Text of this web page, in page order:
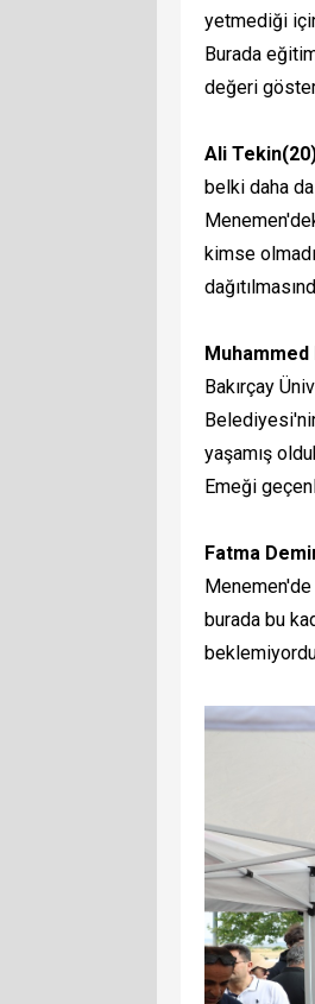
yetmediği
Burada
değeri
Ali
belki daha
kimse
Muhammed
Bakırçay
yaşamış
Emeği
Fatma
burada bu